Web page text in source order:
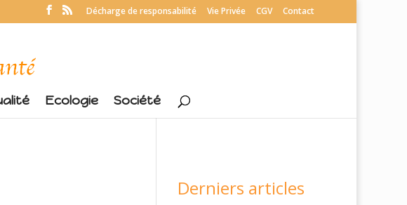
Décharge de responsabilité Vie Privée CGV Contact
Ecologie Société
Derniers articles